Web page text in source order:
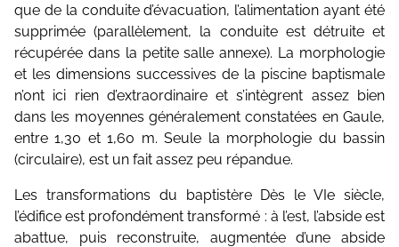
que de la conduite d’évacuation, l’alimentation ayant été
supprimée (parallèlement, la conduite est détruite et
récupérée dans la petite salle annexe). La morphologie
et les dimensions successives de la piscine baptismale
n’ont ici rien d’extraordinaire et s’intègrent assez bien
dans les moyennes généralement constatées en Gaule,
entre 1,30 et 1,60 m. Seule la morphologie du bassin
(circulaire), est un fait assez peu répandue.
Les transformations du baptistère Dès le VIe siècle,
l’édifice est profondément transformé : à l’est, l’abside est
abattue, puis reconstruite, augmentée d’une abside